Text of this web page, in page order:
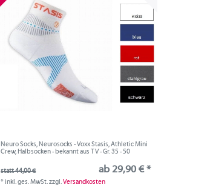
Neuro Socks, Neurosocks - Voxx Stasis, Athletic Mini
Crew, Halbsocken - bekannt aus TV - Gr. 35 - 50
statt 44,00 € ab 29,90 € *
*inkl. ges. MwSt.zzgl.Versandkosten